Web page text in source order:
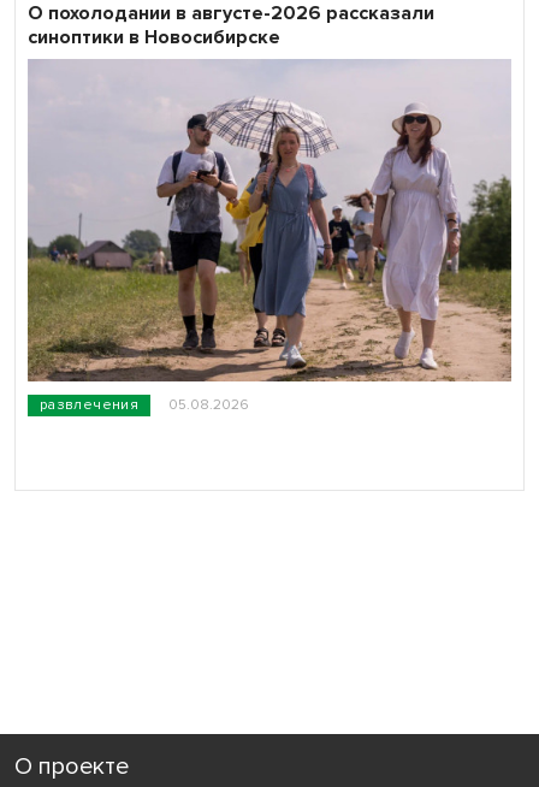
развлечения 05.08.2026
О похолодании в августе-2026 рассказали
синоптики в Новосибирске
О проекте